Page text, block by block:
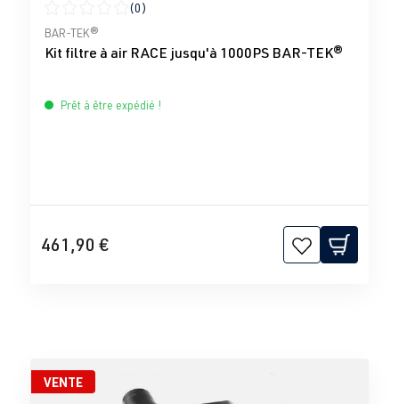
Note moyenne de 0 sur 5 étoiles
(0)
BAR-TEK®
Kit filtre à air RACE jusqu'à 1000PS BAR-TEK®
Prêt à être expédié !
461,90 €
VENTE